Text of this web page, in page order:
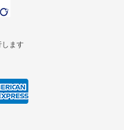
ます